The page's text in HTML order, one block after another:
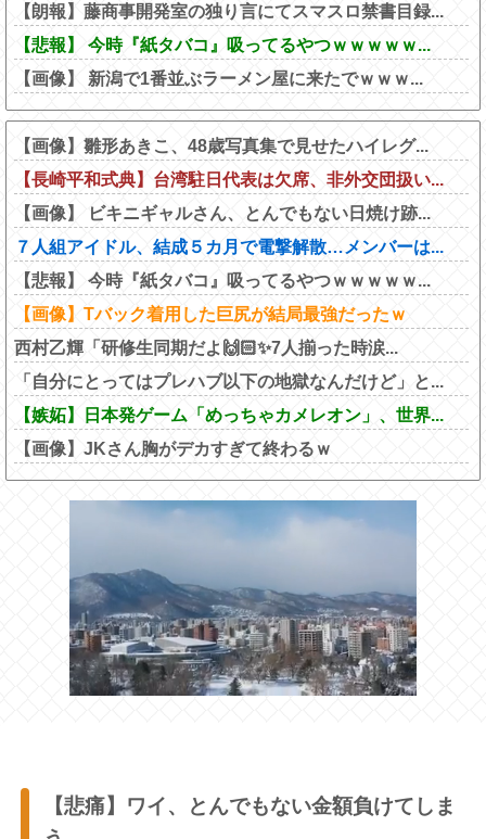
【朗報】藤商事開発室の独り言にてスマスロ禁書目録...
【悲報】 今時『紙タバコ』吸ってるやつｗｗｗｗｗ...
【画像】 新潟で1番並ぶラーメン屋に来たでｗｗｗ...
【画像】雛形あきこ、48歳写真集で見せたハイレグ...
【長崎平和式典】台湾駐日代表は欠席、非外交団扱い...
【画像】 ビキニギャルさん、とんでもない日焼け跡...
７人組アイドル、結成５カ月で電撃解散…メンバーは...
【悲報】 今時『紙タバコ』吸ってるやつｗｗｗｗｗ...
【画像】Tバック着用した巨尻が結局最強だったｗ
西村乙輝「研修生同期だよ🙌🏻✨7人揃った時涙...
「自分にとってはプレハブ以下の地獄なんだけど」と...
【嫉妬】日本発ゲーム「めっちゃカメレオン」、世界...
【画像】JKさん胸がデカすぎて終わるｗ
【悲痛】ワイ、とんでもない金額負けてしま